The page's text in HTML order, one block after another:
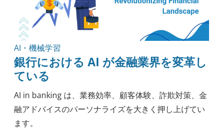
AI・機械学習
銀行における AI が金融業界を変革し
ている
AI in banking は、業務効率、顧客体験、詐欺対策、金
融アドバイスのパーソナライズを大きく押し上げてい
ます。